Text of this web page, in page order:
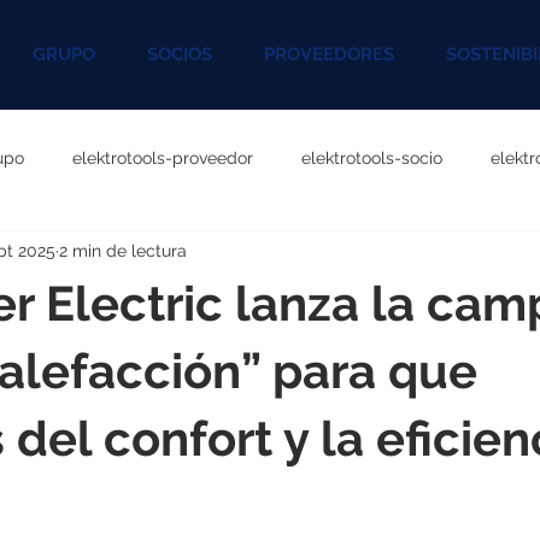
GRUPO SOCIOS PROVEEDORES
elektrotools-proveedor elektrotools-socio
P060000 elektrotools-P027000
P096000 elektrotools-P041000
P046000 elektrotools-P121000 elektrotools-
Electric lanza la
para que
confort y la
2025 2 min de lectura